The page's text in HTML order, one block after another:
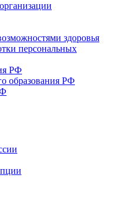
здоровья
персональных
РФ
образования РФ